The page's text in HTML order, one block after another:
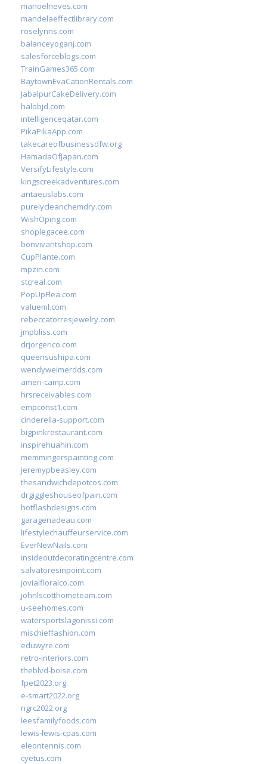
manoelneves.com
mandelaeffectlibrary.com
roselynns.com
balanceyoganj.com
salesforceblogs.com
TrainGames365.com
BaytownEvaCationRentals.com
JabalpurCakeDelivery.com
halobjd.com
intelligenceqatar.com
PikaPikaApp.com
takecareofbusinessdfw.org
HamadaOfJapan.com
VersifyLifestyle.com
kingscreekadventures.com
antaeuslabs.com
purelycleanchemdry.com
WishOping.com
shoplegacee.com
bonvivantshop.com
CupPlante.com
mpzin.com
stcreal.com
PopUpFlea.com
valueml.com
rebeccatorresjewelry.com
jmpbliss.com
drjorgerico.com
queensushipa.com
wendyweimerdds.com
ameri-camp.com
hrsreceivables.com
empconst1.com
cinderella-support.com
bigpinkrestaurant.com
inspirehuahin.com
memmingerspainting.com
jeremypbeasley.com
thesandwichdepotcos.com
drgiggleshouseofpain.com
hotflashdesigns.com
garagenadeau.com
lifestylechauffeurservice.com
EverNewNails.com
insideoutdecoratingcentre.com
salvatoresinpoint.com
jovialfloralco.com
johnlscotthometeam.com
u-seehomes.com
watersportslagonissi.com
mischieffashion.com
eduwyre.com
retro-interiors.com
theblvd-boise.com
fpet2023.org
e-smart2022.org
ngrc2022.org
leesfamilyfoods.com
lewis-lewis-cpas.com
eleontennis.com
cyetus.com